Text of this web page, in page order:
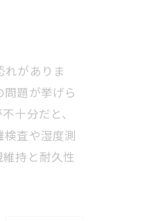
がありま
題が挙げら
十分だと、
査や湿度測
持と耐久性